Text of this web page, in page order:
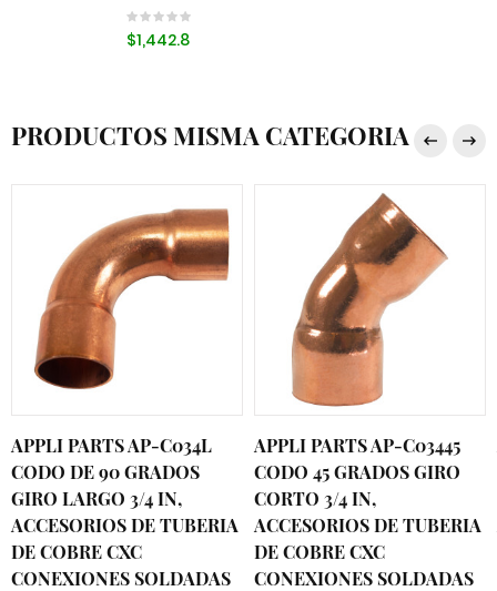
$1,442.8
PRODUCTOS MISMA CATEGORIA
APPLI PARTS AP-C034L
CODO DE 90 GRADOS
GIRO LARGO 3/4 IN,
ACCESORIOS DE TUBERIA
DE COBRE CXC
CONEXIONES SOLDADAS
APPLI PARTS AP-C03445
CODO 45 GRADOS GIRO
CORTO 3/4 IN,
ACCESORIOS DE TUBERIA
DE COBRE CXC
CONEXIONES SOLDADAS